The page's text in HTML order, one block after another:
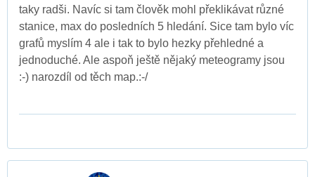
taky radši. Navíc si tam člověk mohl překlikávat různé
stanice, max do posledních 5 hledání. Sice tam bylo víc
grafů myslím 4 ale i tak to bylo hezky přehledné a
jednoduché. Ale aspoň ještě nějaký meteogramy jsou
:-) narozdíl od těch map.:-/